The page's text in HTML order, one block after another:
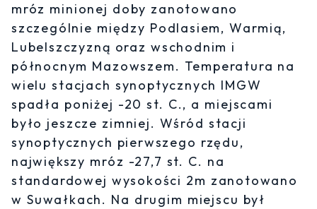
mróz minionej doby zanotowano
szczególnie między Podlasiem, Warmią,
Lubelszczyzną oraz wschodnim i
północnym Mazowszem. Temperatura na
wielu stacjach synoptycznych IMGW
spadła poniżej -20 st. C., a miejscami
było jeszcze zimniej. Wśród stacji
synoptycznych pierwszego rzędu,
największy mróz -27,7 st. C. na
standardowej wysokości 2m zanotowano
w Suwałkach. Na drugim miejscu był